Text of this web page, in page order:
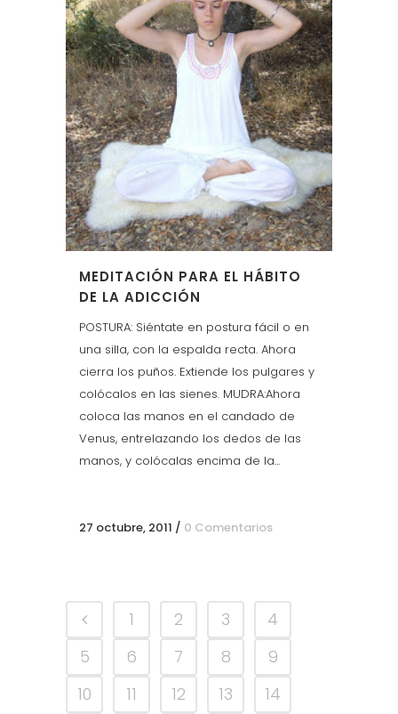
MEDITACIÓN PARA EL HÁBITO
DE LA ADICCIÓN
POSTURA: Siéntate en postura fácil o en
una silla, con la espalda recta. Ahora
cierra los puños. Extiende los pulgares y
colócalos en las sienes. MUDRA:Ahora
coloca las manos en el candado de
Venus, entrelazando los dedos de las
manos, y colócalas encima de la...
27 octubre, 2011 / 0 Comentarios
1 2 3
4
5
6 7 8
9
10
11 12 13
14